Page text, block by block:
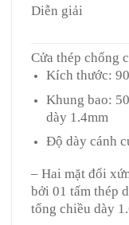
Diễn giải
Cửa thép chống
Kích thước:
Khung bao:
dày 1.4mm
Độ dày cánh
– Hai mặt đối
bởi 01 tấm thép
tổng chiều dày